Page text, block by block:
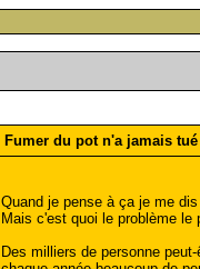
Fumer du pot n'a jamais
Quand je pense à ça je me
Mais c'est quoi le problème
Des milliers de personne